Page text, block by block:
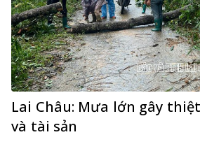
Lai Châu: Mưa lớn gây
và tài sản